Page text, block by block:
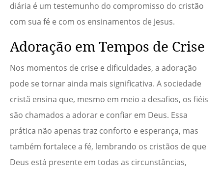
diária é um testemunho do compromisso do cristão
com sua fé e com os ensinamentos de Jesus.
Adoração em Tempos de Crise
Nos momentos de crise e dificuldades, a adoração
pode se tornar ainda mais significativa. A sociedade
cristã ensina que, mesmo em meio a desafios, os fiéis
são chamados a adorar e confiar em Deus. Essa
prática não apenas traz conforto e esperança, mas
também fortalece a fé, lembrando os cristãos de que
Deus está presente em todas as circunstâncias,